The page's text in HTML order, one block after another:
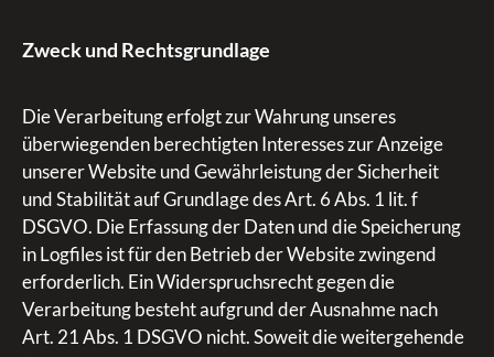
Zweck und Rechtsgrundlage
Die Verarbeitung erfolgt zur Wahrung unseres
überwiegenden berechtigten Interesses zur Anzeige
unserer Website und Gewährleistung der Sicherheit
und Stabilität auf Grundlage des Art. 6 Abs. 1 lit. f
DSGVO. Die Erfassung der Daten und die Speicherung
in Logfiles ist für den Betrieb der Website zwingend
erforderlich. Ein Widerspruchsrecht gegen die
Verarbeitung besteht aufgrund der Ausnahme nach
Art. 21 Abs. 1 DSGVO nicht. Soweit die weitergehende